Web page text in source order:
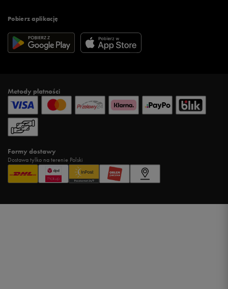
Pobierz aplikację
Metody płatności
Formy dostawy
Dostawa tylko na terenie Polski